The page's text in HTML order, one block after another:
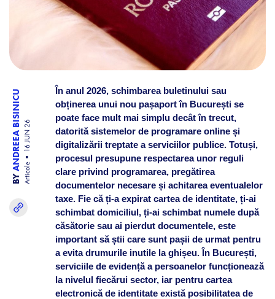
BY
ANDREEA BISINICU
Articole
16 JUN 26
În anul 2026, schimbarea buletinului sau
obținerea unui nou pașaport în București se
poate face mult mai simplu decât în trecut,
datorită sistemelor de programare online și
digitalizării treptate a serviciilor publice. Totuși,
procesul presupune respectarea unor reguli
clare privind programarea, pregătirea
documentelor necesare și achitarea eventualelor
taxe. Fie că ți-a expirat cartea de identitate, ți-ai
schimbat domiciliul, ți-ai schimbat numele după
căsătorie sau ai pierdut documentele, este
important să știi care sunt pașii de urmat pentru
a evita drumurile inutile la ghișeu. În București,
serviciile de evidență a persoanelor funcționează
la nivelul fiecărui sector, iar pentru cartea
electronică de identitate există posibilitatea de